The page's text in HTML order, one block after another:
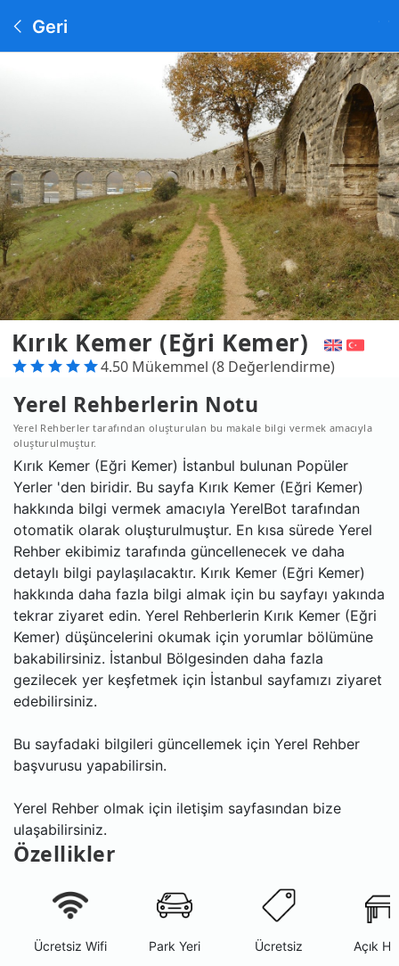
Geri
Kırık Kemer (Eğri Kemer)
4.50 Mükemmel (8 Değerlendirme)
Yerel Rehberlerin Notu
Yerel Rehberler tarafından oluşturulan bu makale bilgi vermek amacıyla
oluşturulmuştur.
Kırık Kemer (Eğri Kemer) İstanbul bulunan Popüler
Yerler 'den biridir. Bu sayfa Kırık Kemer (Eğri Kemer)
hakkında bilgi vermek amacıyla YerelBot tarafından
otomatik olarak oluşturulmuştur. En kısa sürede Yerel
Rehber ekibimiz tarafında güncellenecek ve daha
detaylı bilgi paylaşılacaktır. Kırık Kemer (Eğri Kemer)
hakkında daha fazla bilgi almak için bu sayfayı yakında
tekrar ziyaret edin. Yerel Rehberlerin Kırık Kemer (Eğri
Kemer) düşüncelerini okumak için yorumlar bölümüne
bakabilirsiniz. İstanbul Bölgesinden daha fazla
gezilecek yer keşfetmek için İstanbul sayfamızı ziyaret
edebilirsiniz.
Bu sayfadaki bilgileri güncellemek için Yerel Rehber
başvurusu yapabilirsin.
Yerel Rehber olmak için iletişim sayfasından bize
ulaşabilirsiniz.
Özellikler
Ücretsiz Wifi Park Yeri Ücretsiz Açık